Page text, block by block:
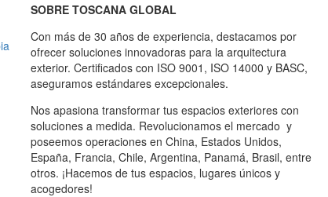
SOBRE TOSCANA GLOBAL
Con más de 30 años de experiencia, destacamos por
ofrecer soluciones innovadoras para la arquitectura
exterior. Certificados con ISO 9001, ISO 14000 y BASC,
aseguramos estándares excepcionales.
Nos apasiona transformar tus espacios exteriores con
soluciones a medida. Revolucionamos el mercado y
poseemos operaciones en China, Estados Unidos,
España, Francia, Chile, Argentina, Panamá, Brasil, entre
otros. ¡Hacemos de tus espacios, lugares únicos y
acogedores!